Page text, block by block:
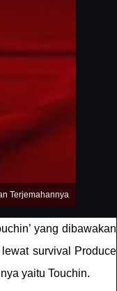
Terjemahannya
yang dibawakan
survival Produce
yaitu Touchin.